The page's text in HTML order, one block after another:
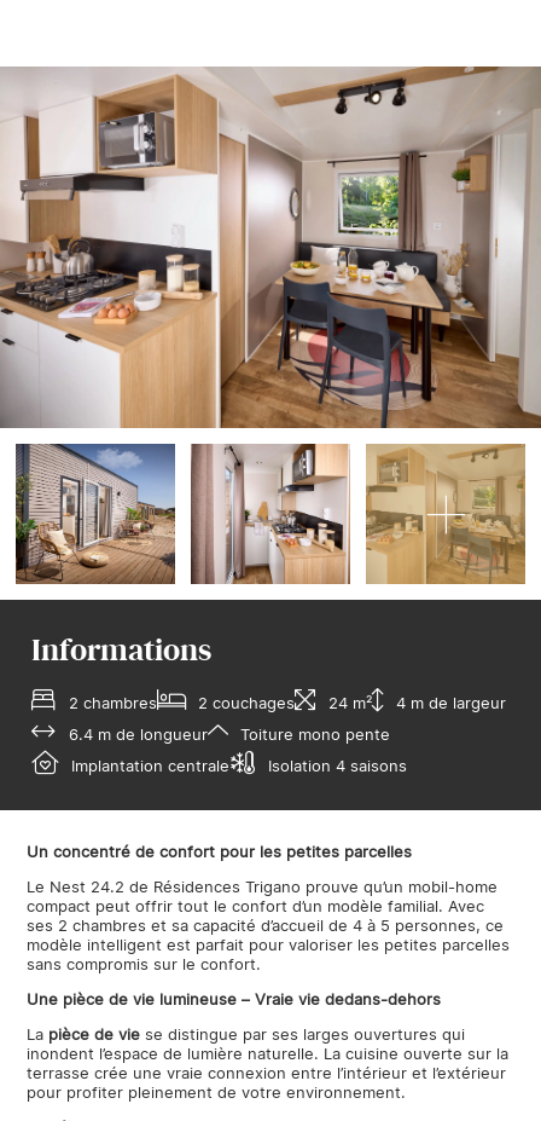
Informations
2 chambres 2 couchages 24 m²
4 m de largeur
6.4 m de longueur
Toiture mono pente
Implantation centrale
Isolation 4 saisons
Un concentré de confort pour les petites parcelles
Le Nest 24.2 de Résidences Trigano prouve qu’un mobil-home
compact peut offrir tout le confort d’un modèle familial. Avec
ses 2 chambres et sa capacité d’accueil de 4 à 5 personnes, ce
modèle intelligent est parfait pour valoriser les petites parcelles
sans compromis sur le confort.
Une pièce de vie lumineuse – Vraie vie dedans-dehors
La pièce de vie se distingue par ses larges ouvertures qui
inondent l’espace de lumière naturelle. La cuisine ouverte sur la
terrasse crée une vraie connexion entre l’intérieur et l’extérieur
pour profiter pleinement de votre environnement.